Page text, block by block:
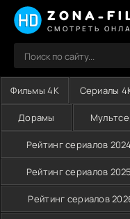
ZONA-
СМОТРЕТЬ
Фильмы 4K Сериалы
Дорамы
Рейтинг сериалов 2024
Рейтинг сериалов 2025
Рейтинг сериалов